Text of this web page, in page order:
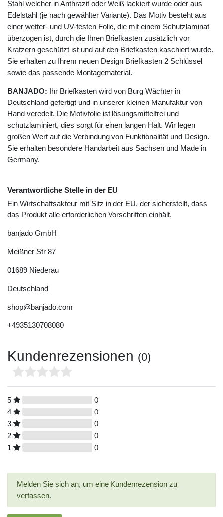
Stahl welcher in Anthrazit oder Weiß lackiert wurde oder aus
Edelstahl (je nach gewählter Variante). Das Motiv besteht aus
einer wetter- und UV-festen Folie, die mit einem Schutzlaminat
überzogen ist, durch die Ihren Briefkasten zusätzlich vor
Kratzern geschützt ist und auf den Briefkasten kaschiert wurde.
Sie erhalten zu Ihrem neuen Design Briefkasten 2 Schlüssel
sowie das passende Montagematerial.
BANJADO: Ihr Briefkasten wird von Burg Wächter in
Deutschland gefertigt und in unserer kleinen Manufaktur von
Hand veredelt. Die Motivfolie ist lösungsmittelfrei und
schutzlaminiert, dies sorgt für einen langen Halt. Wir legen
großen Wert auf die Verbindung von Funktionalität und Design.
Sie erhalten besondere Handarbeit aus Sachsen und Made in
Germany.
Verantwortliche Stelle in der EU
Ein Wirtschaftsakteur mit Sitz in der EU, der sicherstellt, dass
das Produkt alle erforderlichen Vorschriften einhält.
banjado GmbH
Meißner Str 87
01689 Niederau
Deutschland
shop@banjado.com
+4935130708080
Kundenrezensionen (0)
5
0
4
0
3
0
2
0
1
0
Melden Sie sich an, um eine Kundenrezension zu
verfassen.